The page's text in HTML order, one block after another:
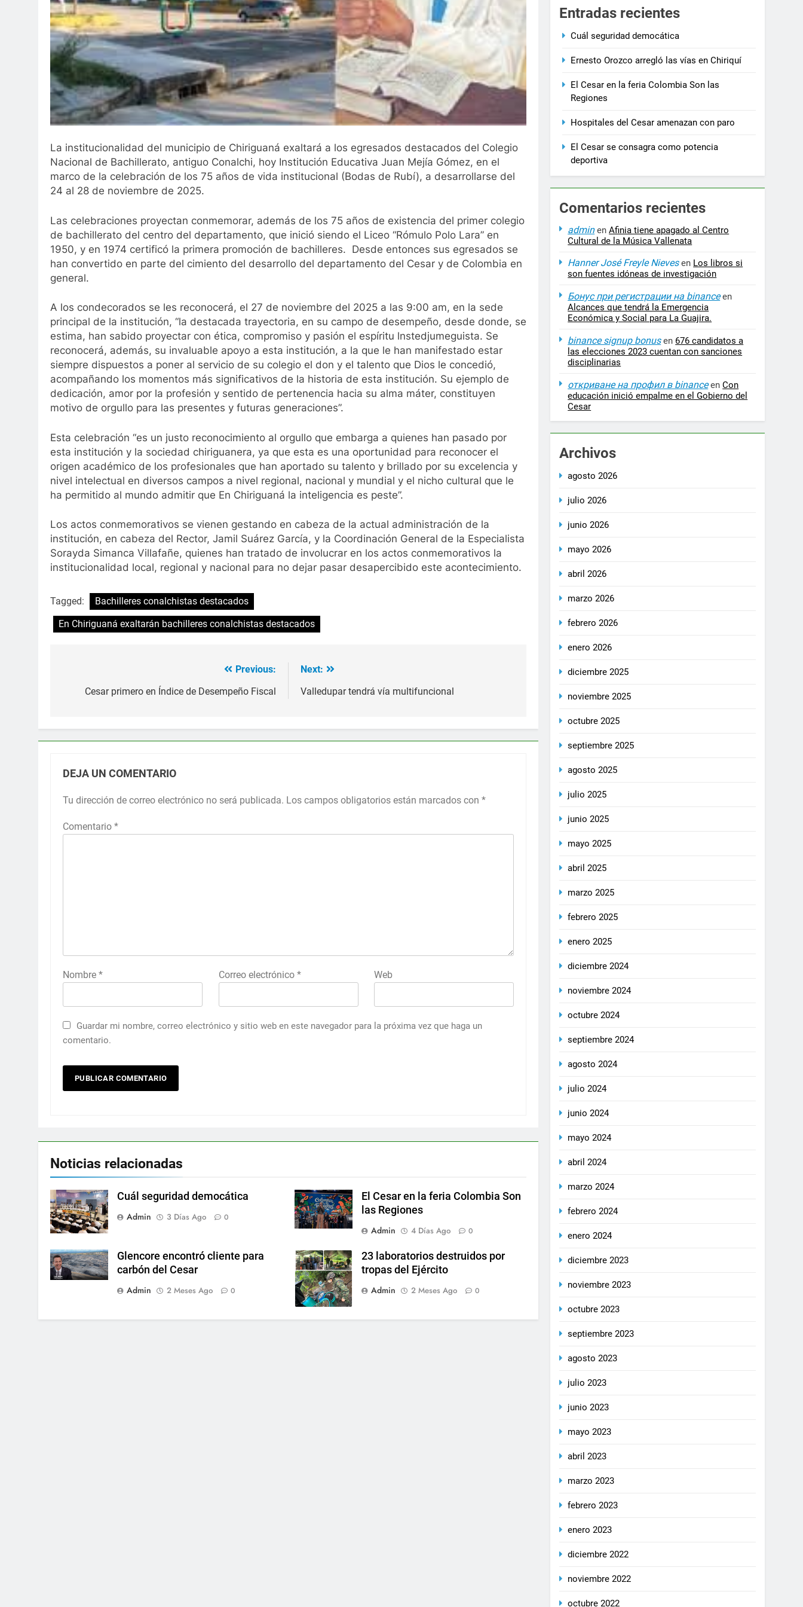
Leandro Díaz: 80 capítulos de amor
3 Años Ago
Gustavo Petro anuncia la salida de los ministros de Educación, Deporte y Cultura
3 Años Ago
La institucionalidad del municipio de Chiriguaná exaltará a los egresados destacados del Colegio
Nacional de Bachillerato, antiguo Conalchi, hoy Institución Educativa Juan Mejía Gómez, en el
marco de la celebración de los 75 años de vida institucional (Bodas de Rubí), a desarrollarse del
24 al 28 de noviembre de 2025.
Las celebraciones proyectan conmemorar, además de los 75 años de existencia del primer colegio
de bachillerato del centro del departamento, que inició siendo el Liceo “Rómulo Polo Lara” en
1950, y en 1974 certificó la primera promoción de bachilleres. Desde entonces sus egresados se
han convertido en parte del cimiento del desarrollo del departamento del Cesar y de Colombia en
general.
A los condecorados se les reconocerá, el 27 de noviembre del 2025 a las 9:00 am, en la sede
principal de la institución, “la destacada trayectoria, en su campo de desempeño, desde donde, se
estima, han sabido proyectar con ética, compromiso y pasión el espíritu lnstedjumeguista. Se
reconocerá, además, su invaluable apoyo a esta institución, a la que le han manifestado estar
siempre dispuestos a poner al servicio de su colegio el don y el talento que Dios le concedió,
acompañando los momentos más significativos de la historia de esta institución. Su ejemplo de
dedicación, amor por la profesión y sentido de pertenencia hacia su alma máter, constituyen
motivo de orgullo para las presentes y futuras generaciones”.
Esta celebración “es un justo reconocimiento al orgullo que embarga a quienes han pasado por
esta institución y la sociedad chiriguanera, ya que esta es una oportunidad para reconocer el
origen académico de los profesionales que han aportado su talento y brillado por su excelencia y
nivel intelectual en diversos campos a nivel regional, nacional y mundial y el nicho cultural que le
ha permitido al mundo admitir que En Chiriguaná la inteligencia es peste”.
Los actos conmemorativos se vienen gestando en cabeza de la actual administración de la
institución, en cabeza del Rector, Jamil Suárez García, y la Coordinación General de la Especialista
Sorayda Simanca Villafañe, quienes han tratado de involucrar en los actos conmemorativos la
institucionalidad local, regional y nacional para no dejar pasar desapercibido este acontecimiento.
Tagged:
Bachilleres conalchistas destacados
En Chiriguaná exaltarán bachilleres conalchistas destacados
Previous:
Cesar primero en Índice de Desempeño Fiscal
Next:
Valledupar tendrá vía multifuncional
DEJA UN COMENTARIO
Tu dirección de correo electrónico no será publicada. Los campos obligatorios están marcados con *
Comentario *
Nombre * Correo electrónico * Web
Guardar mi nombre, correo electrónico y sitio web en este navegador para la próxima vez que haga un
comentario.
Noticias relacionadas
Cuál seguridad democática
Admin
3 Días Ago 0
El Cesar en la feria Colombia Son
las Regiones
Admin
4 Días Ago 0
Glencore encontró cliente para
carbón del Cesar
Admin
2 Meses Ago 0
23 laboratorios destruidos por
tropas del Ejército
Admin
2 Meses Ago 0
Entradas recientes
Cuál seguridad democática
Ernesto Orozco arregló las vías en Chiriquí
El Cesar en la feria Colombia Son las
Regiones
Hospitales del Cesar amenazan con paro
El Cesar se consagra como potencia
deportiva
Comentarios recientes
adminenAfinia tiene apagado al Centro
Cultural de la Música Vallenata
Hanner José Freyle Nievesen Los libros si
son fuentes idóneas de investigación
Бонус при регистрации на binanceen
Alcances que tendrá la Emergencia
Económica y Social para La Guajira.
binance signup bonusen 676 candidatos a
las elecciones 2023 cuentan con sanciones
disciplinarias
откриване на профил в binanceenCon
educación inició empalme en el Gobierno del
Cesar
Archivos
agosto 2026
julio 2026
junio 2026
mayo 2026
abril 2026
marzo 2026
febrero 2026
enero 2026
diciembre 2025
noviembre 2025
octubre 2025
septiembre 2025
agosto 2025
julio 2025
junio 2025
mayo 2025
abril 2025
marzo 2025
febrero 2025
enero 2025
diciembre 2024
noviembre 2024
octubre 2024
septiembre 2024
agosto 2024
julio 2024
junio 2024
mayo 2024
abril 2024
marzo 2024
febrero 2024
enero 2024
diciembre 2023
noviembre 2023
octubre 2023
septiembre 2023
agosto 2023
julio 2023
junio 2023
mayo 2023
abril 2023
marzo 2023
febrero 2023
enero 2023
diciembre 2022
noviembre 2022
octubre 2022